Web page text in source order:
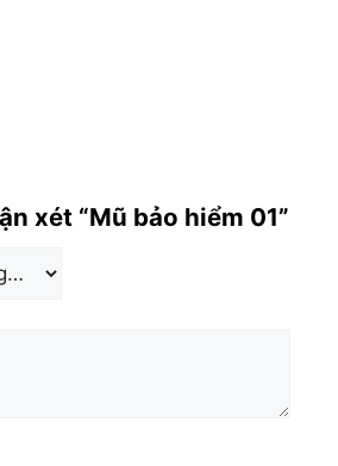
xét “Mũ bảo hiểm 01”